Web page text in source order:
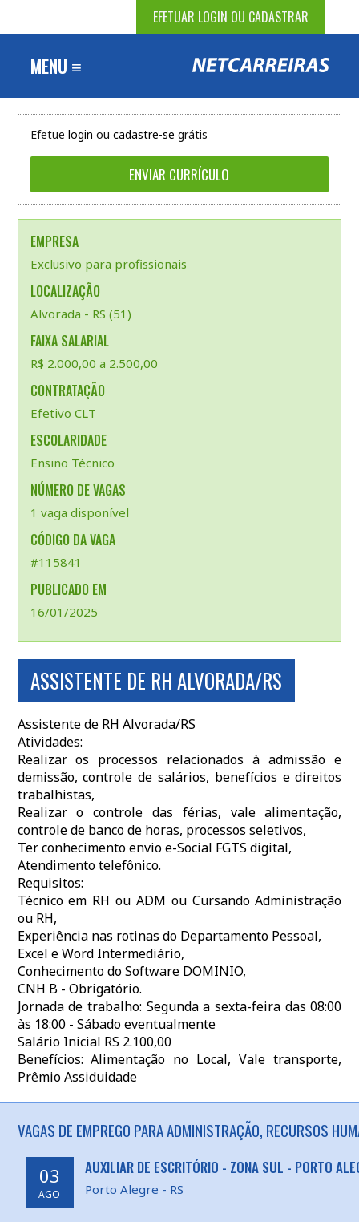
EFETUAR LOGIN OU CADASTRAR
MENU ≡
Efetue login ou cadastre-se grátis
EMPRESA
Exclusivo para profissionais
LOCALIZAÇÃO
Alvorada - RS (51)
FAIXA SALARIAL
R$ 2.000,00 a 2.500,00
CONTRATAÇÃO
Efetivo CLT
ESCOLARIDADE
Ensino Técnico
NÚMERO DE VAGAS
1 vaga disponível
CÓDIGO DA VAGA
#115841
PUBLICADO EM
16/01/2025
ASSISTENTE DE RH ALVORADA/RS
Assistente de RH Alvorada/RS
Atividades:
Realizar os processos relacionados à admissão e
demissão, controle de salários, benefícios e direitos
trabalhistas,
Realizar o controle das férias, vale alimentação,
controle de banco de horas, processos seletivos,
Ter conhecimento envio e-Social FGTS digital,
Atendimento telefônico.
Requisitos:
Técnico em RH ou ADM ou Cursando Administração
ou RH,
Experiência nas rotinas do Departamento Pessoal,
Excel e Word Intermediário,
Conhecimento do Software DOMINIO,
CNH B - Obrigatório.
Jornada de trabalho: Segunda a sexta-feira das 08:00
às 18:00 - Sábado eventualmente
Salário Inicial RS 2.100,00
Benefícios: Alimentação no Local, Vale transporte,
Prêmio Assiduidade
VAGAS DE EMPREGO PARA ADMINISTRAÇÃO, RECURSOS
03
AGO
AUXILIAR DE ESCRITÓRIO - ZONA SUL - PORTO
Porto Alegre - RS